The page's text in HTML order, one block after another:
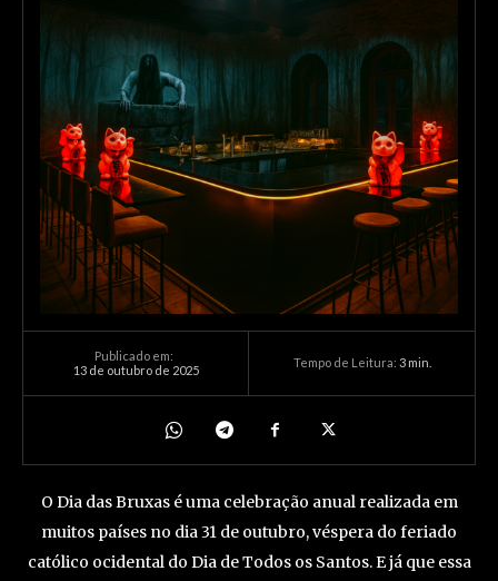
Publicado em:
13 de outubro de 2025
Tempo de Leitura: 3min.
O Dia das Bruxas é uma celebração anual realizada em
muitos países no dia 31 de outubro, véspera do feriado
católico ocidental do Dia de Todos os Santos. E já que essa